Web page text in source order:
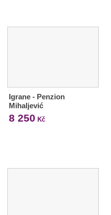
Igrane - Penzion
Mihaljević
8 250 Kč